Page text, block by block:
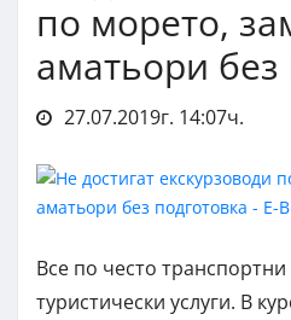
по морето,
аматьори без
27.07.2019г. 14:07ч.
Все по често
туристически услуги. В